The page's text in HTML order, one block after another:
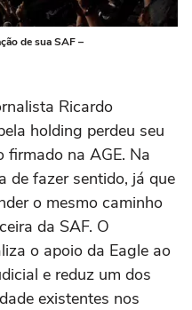
de sua SAF –
Ricardo
holding perdeu seu
firmado na AGE. Na
de fazer sentido, já que
o mesmo caminho
da SAF. O
o apoio da Eagle ao
e reduz um dos
existentes nos